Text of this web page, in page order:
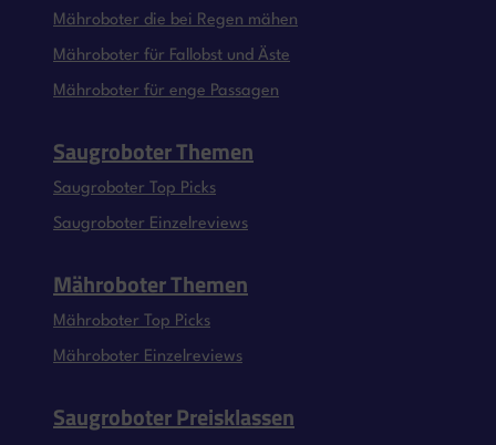
Mähroboter die bei Regen mähen
Mähroboter für Fallobst und Äste
Mähroboter für enge Passagen
Saugroboter Themen
Saugroboter Top Picks
Saugroboter Einzelreviews
Mähroboter Themen
Mähroboter Top Picks
Mähroboter Einzelreviews
Saugroboter Preisklassen